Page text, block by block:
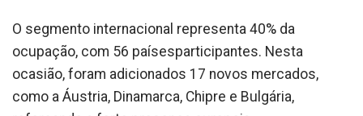
O segmento internacional representa 40% da
ocupação, com 56 paísesparticipantes. Nesta
ocasião, foram adicionados 17 novos mercados,
como a Áustria, Dinamarca, Chipre e Bulgária,